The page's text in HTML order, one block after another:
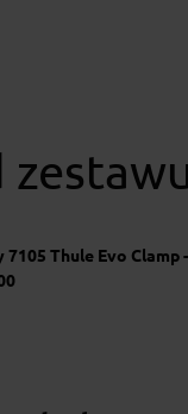
7105 Thule Evo Clamp